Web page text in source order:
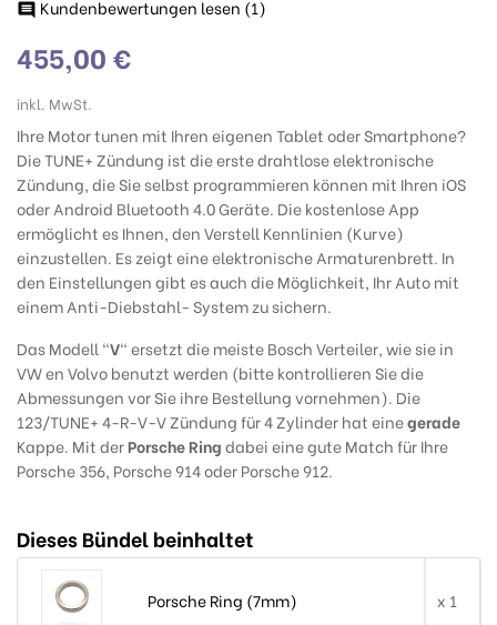
 Kundenbewertungen lesen (1)
455,00 €
inkl. MwSt.
Ihre Motor tunen mit Ihren eigenen Tablet oder Smartphone?
Die TUNE+ Zündung ist die erste drahtlose elektronische
Zündung, die Sie selbst programmieren können mit Ihren iOS
oder Android Bluetooth 4.0 Geräte. Die kostenlose App
ermöglicht es Ihnen, den Verstell Kennlinien (Kurve)
einzustellen. Es zeigt eine elektronische Armaturenbrett. In
den Einstellungen gibt es auch die Möglichkeit, Ihr Auto mit
einem Anti-Diebstahl- System zu sichern.
Das Modell "V" ersetzt die meiste Bosch Verteiler, wie sie in
VW en Volvo benutzt werden (bitte kontrollieren Sie die
Abmessungen vor Sie ihre Bestellung vornehmen). Die
123/TUNE+ 4-R-V-V Zündung für 4 Zylinder hat einegerade
Kappe. Mit derPorsche Ringdabei eine gute Match für Ihre
Porsche 356, Porsche 914 oder Porsche 912.
Dieses Bündel beinhaltet
Porsche Ring (7mm) x 1